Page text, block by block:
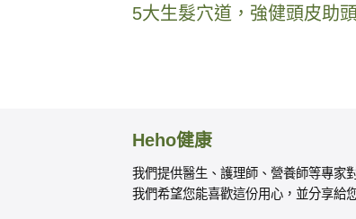
5大生髮穴道，強健頭皮助
Heho健康
我們提供醫生、護理師、營養師等專家
我們希望您能喜歡這份用心，並分享給